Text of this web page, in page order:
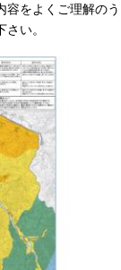
をよくご理解の
い。